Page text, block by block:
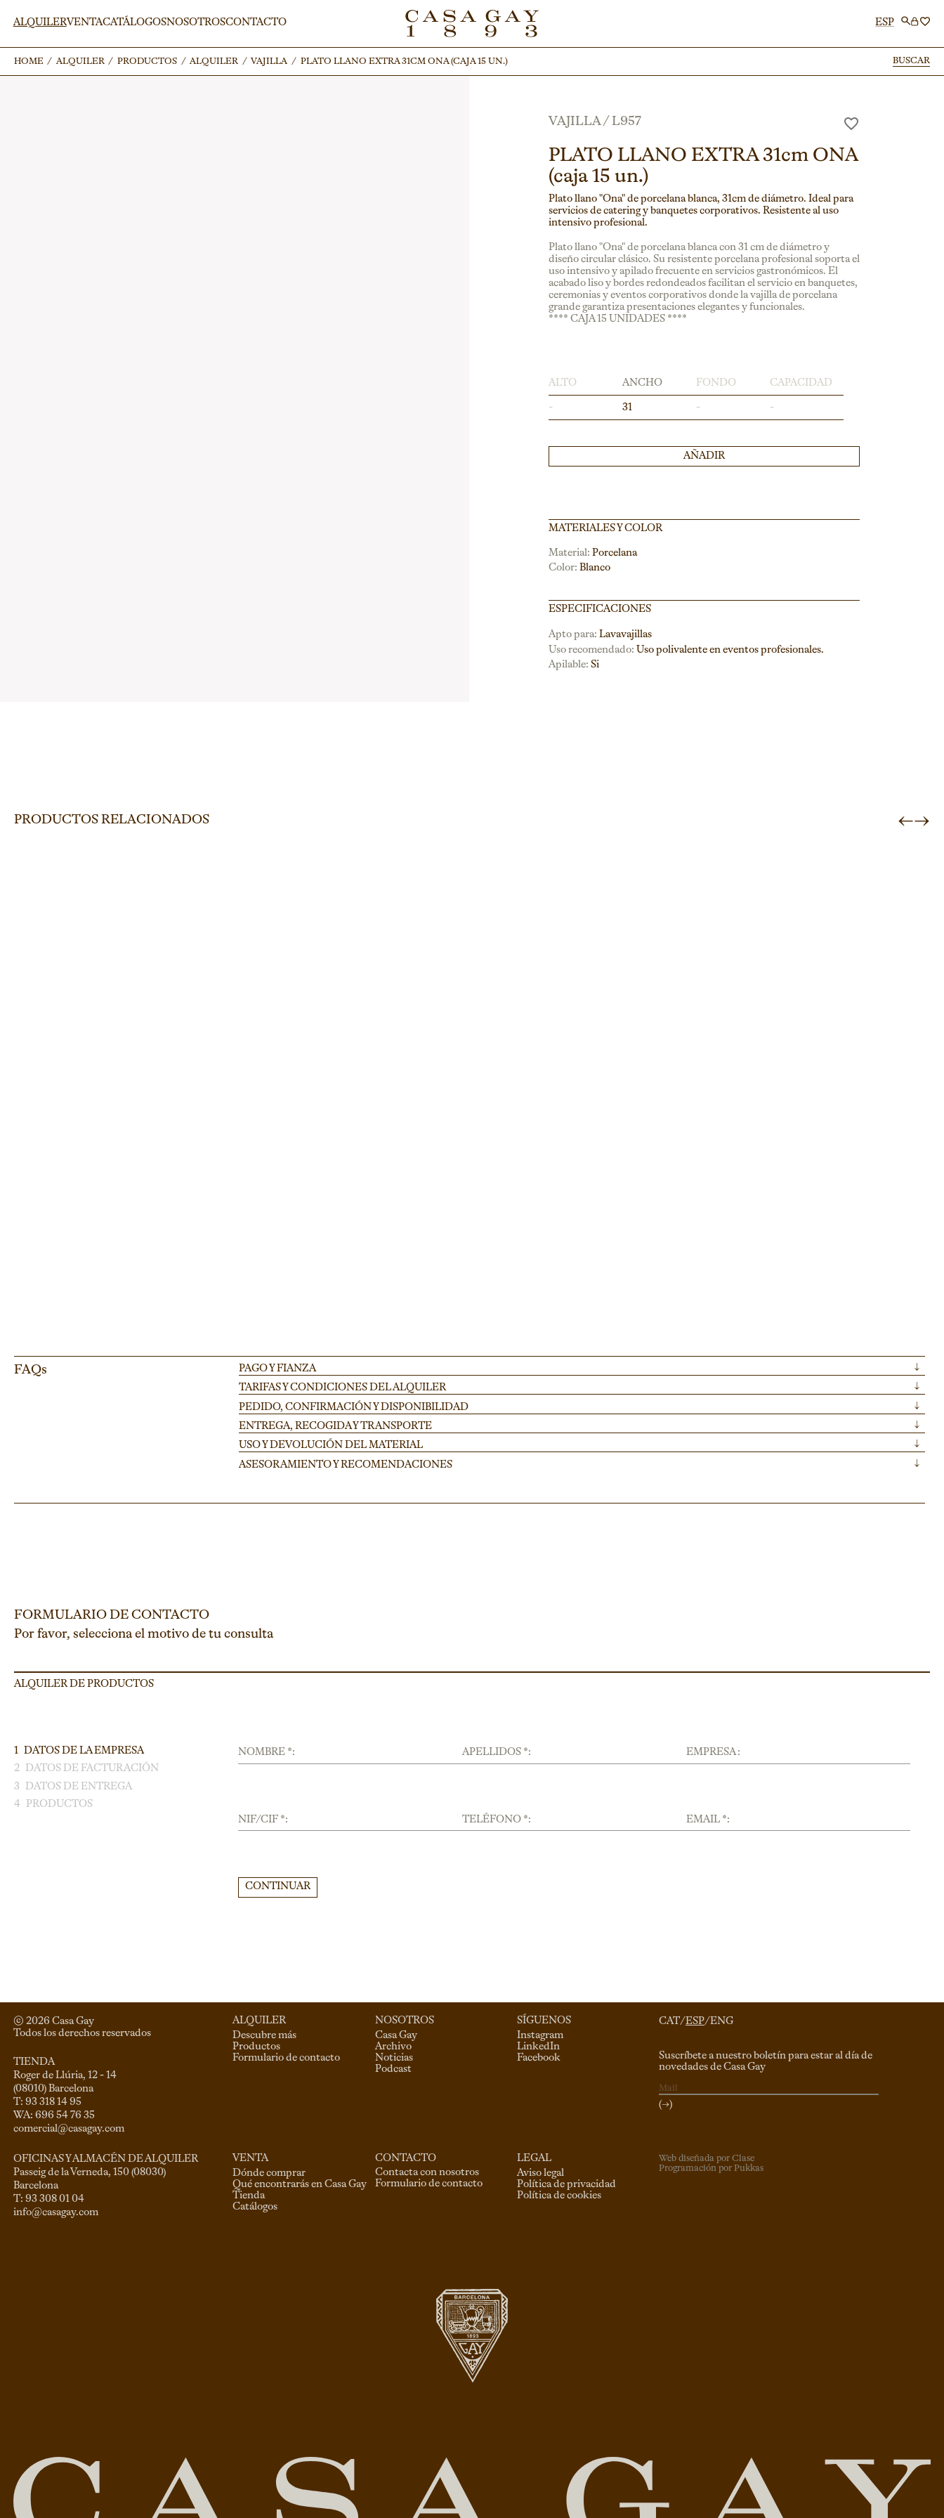
ALQUILERVENTACATÁLOGOSNOSOTROSCONTACTO ESP
HOME / ALQUILER / PRODUCTOS / ALQUILER / VAJILLA / PLATO LLANO EXTRA 31CM ONA (CAJA 15 UN.) BUSCAR
HOME / ALQUILER / PRODUCTOS / ALQUILER / VAJILLA / PLATO LLANO EXTRA 31CM ONA (CAJA 15 UN.) BUSCAR
VAJILLA/ L957
PLATO LLANO EXTRA 31cm ONA
(caja 15 un.)
Plato llano "Ona" de porcelana blanca, 31cm de diámetro. Ideal para
servicios de catering y banquetes corporativos. Resistente al uso
intensivo profesional.
Plato llano "Ona" de porcelana blanca con 31 cm de diámetro y
diseño circular clásico. Su resistente porcelana profesional soporta el
uso intensivo y apilado frecuente en servicios gastronómicos. El
acabado liso y bordes redondeados facilitan el servicio en banquetes,
ceremonias y eventos corporativos donde la vajilla de porcelana
grande garantiza presentaciones elegantes y funcionales.
**** CAJA 15 UNIDADES ****
ALTO ANCHO FONDO CAPACIDAD
- 31 - -
AÑADIR
MATERIALES Y COLOR
Material: Porcelana
Color: Blanco
ESPECIFICACIONES
Apto para: Lavavajillas
Uso recomendado: Uso polivalente en eventos profesionales.
Apilable: Si
PRODUCTOS RELACIONADOS ←→
FAQs PAGO Y FIANZA
↓
TARIFAS Y CONDICIONES DEL ALQUILER
↓
PEDIDO, CONFIRMACIÓN Y DISPONIBILIDAD
↓
ENTREGA, RECOGIDA Y TRANSPORTE
↓
USO Y DEVOLUCIÓN DEL MATERIAL
↓
ASESORAMIENTO Y RECOMENDACIONES
↓
FORMULARIO DE CONTACTO
Por favor, selecciona el motivo de tu consulta
ALQUILER DE PRODUCTOS
1 DATOS DE LA EMPRESA
2
DATOS DE FACTURACIÓN
3
DATOS DE ENTREGA
4
PRODUCTOS
NOMBRE *: APELLIDOS *: EMPRESA :
NIF/CIF *: TELÉFONO *: EMAIL *:
CONTINUAR
© 2026 Casa Gay
Todos los derechos reservados
TIENDA
Roger de Llúria, 12 - 14
(08010) Barcelona
T: 93 318 14 95
comercial@casagay.com
OFICINAS Y ALMACÉN DE ALQUILER
Passeig de la Verneda, 150 (08030)
Barcelona
T: 93 308 01 04
info@casagay.com
ALQUILER
Descubre más
Productos
Formulario de contacto
VENTA
Dónde comprar
Qué encontrarás en Casa Gay
Tienda
Catálogos
NOSOTROS
Casa Gay
Archivo
Noticias
Podcast
CONTACTO
Contacta con nosotros
Formulario de contacto
SÍGUENOS
Instagram
LinkedIn
Facebook
LEGAL
Aviso legal
Política de privacidad
Política de cookies
CAT/ESP/ENG
Suscríbete a nuestro boletín para estar al día de
novedades de Casa Gay
(→)
Web diseñada por Clase
Programación por Pukkas